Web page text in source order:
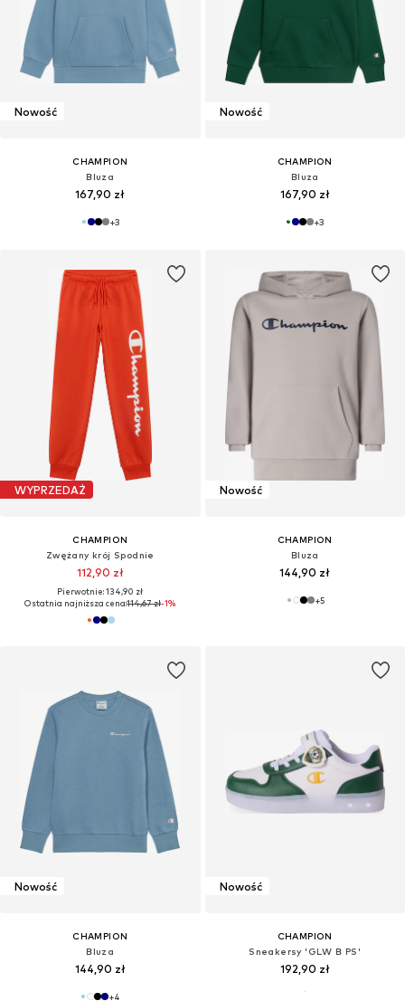
Nowość
CHAMPION
Bluza
167,90 zł
+3
Nowość
CHAMPION
Bluza
167,90 zł
+3
WYPRZEDAŻ
CHAMPION
Zwężany krój Spodnie
112,90 zł
Pierwotnie: 134,90 zł
Ostatnia najniższa cena:114,67 zł-1%
Nowość
CHAMPION
Bluza
144,90 zł
+5
Nowość
CHAMPION
Bluza
144,90 zł
+4
Nowość
CHAMPION
Sneakersy 'GLW B PS'
192,90 zł